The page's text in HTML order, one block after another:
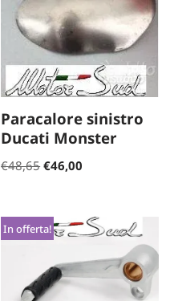
Paracalore sinistro
Ducati Monster
€48,65 €46,00
In offerta!